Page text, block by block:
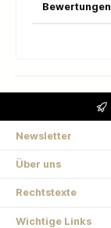
Bewertungen
Newsletter
Über uns
Rechtstexte
Wichtige Links